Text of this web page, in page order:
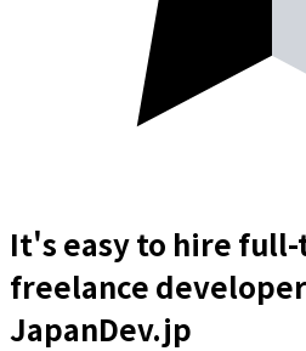
It's easy to hire
freelance
JapanDev.jp